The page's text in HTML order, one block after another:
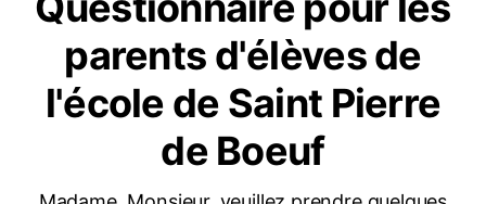
parents d'élèves de
l'école de Saint Pierre
de Boeuf